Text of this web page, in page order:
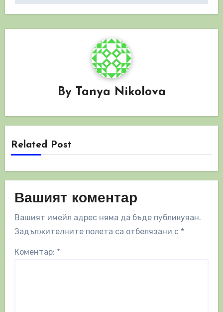
By Tanya Nikolova
Related Post
Вашият коментар
Вашият имейл адрес няма да бъде публикуван.
Задължителните полета са отбелязани с *
Коментар: *